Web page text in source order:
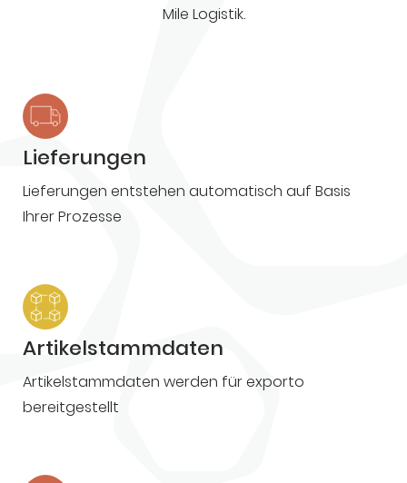
Mile Logistik.
Lieferungen
Lieferungen entstehen automatisch auf Basis
Ihrer Prozesse
Artikelstammdaten
Artikelstammdaten werden für exporto
bereitgestellt